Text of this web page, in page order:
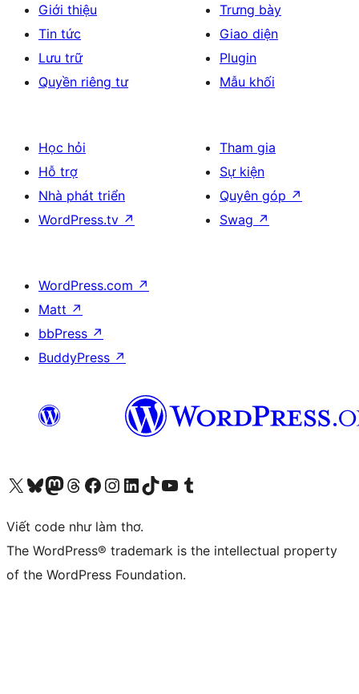
Giới thiệu
Tin tức
Lưu trữ
Quyền riêng tư
Trưng bày
Giao diện
Plugin
Mẫu khối
Học hỏi
Hỗ trợ
Nhà phát triển
WordPress.tv ↗
Tham gia
Sự kiện
Quyên góp ↗
Swag ↗
WordPress.com ↗
Matt ↗
bbPress ↗
BuddyPress ↗
Truy cập tài khoản X (trước đây là Twitter) của chúng tôiVisit our Bluesky account
Visit our Mastodon account
Visit our Threads account
Xem trang Facebook của chúng tôiTruy cập tài khoản Instagram của chúng tôiTruy cập tài khoản LinkedIn của chúng tôiVisit our TikTok account
Truy cập kênh YouTube của chúng tôi Visit our Tumblr account
Viết code như làm thơ.
The WordPress® trademark is the intellectual property
of the WordPress Foundation.